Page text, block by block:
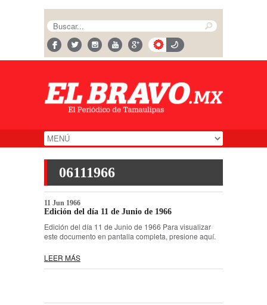
06111966
11 Jun 1966
Edición del día 11 de Junio de 1966
Edición del día 11 de Junio de 1966 Para visualizar
este documento en pantalla completa, presione aquí.
LEER MÁS